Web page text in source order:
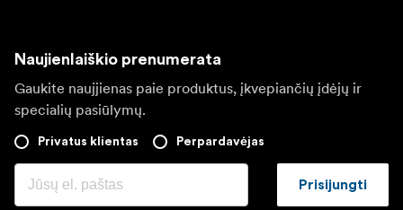
Naujienlaiškio prenumerata
Gaukite naujjienas paie produktus, įkvepiančių įdėjų ir
specialių pasiūlymų.
Privatus klientas Perpardavėjas
Prisijungti